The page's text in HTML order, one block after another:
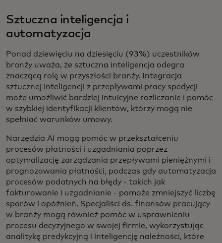
Sztuczna inteligencja i
automatyzacja
Ponad dziewięciu na dziesięciu (93%) uczestników
branży uważa, że sztuczna inteligencja odegra
znaczącą rolę w przyszłości branży. Integracja
sztucznej inteligencji z przepływami pracy spedycji
może umożliwić bardziej intuicyjne rozliczanie i pomóc
w szybkiej identyfikacji klientów, którzy mogą nie
spełniać warunków umowy.
Narzędzia AI mogą pomóc w przekształceniu
procesów płatności i uzgadniania poprzez
optymalizację zarządzania przepływami pieniężnymi i
prognozowania płatności, podczas gdy automatyzacja
procesów podatnych na błędy - takich jak
fakturowanie i uzgadnianie - pomoże zmniejszyć liczbę
sporów i opóźnień. Specjaliści ds. finansów pracujący
w branży mogą również pomóc w usprawnieniu
procesu decyzyjnego w swojej firmie, wykorzystując
analitykę predykcyjną i inteligencję należności, które